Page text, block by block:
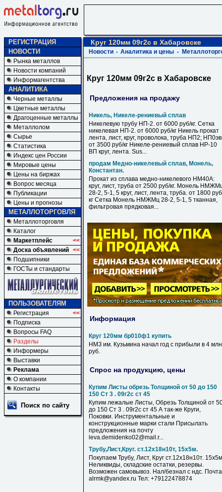
РЕГИСТРАЦИЯ
НОВОСТИ
Рынка металлов
Новости компаний
Информагентства
АНАЛИТИКА
Черные металлы
Цветные металлы
Драгоценные металлы
Металлолом
Сырье
Статистика
Индекс цен России
Мировые цены
Цены на биржах
Вопрос месяца
Публикации
Цены и прогнозы
МЕТАЛЛОТОРГОВЛЯ
Металлоторговля
Каталог
Маркетплейс
<<
Доска объявлений <<
Подшипники
ГОСТы и стандарты
ПОЛЬЗОВАТЕЛЯМ
Регистрация
<<
Подписка
Вопросы FAQ
Разделы
Информеры
Выставки
Реклама
О компании
Контакты
Поиск по сайту
Круг 120мм 09г2с в Хабаровске
Новости Аналитика и цены
Круг 120мм 09г2с в Хабаровске
Предложения на продажу
Никель, Никеле-рениевый сплав
Никелевую трубу НП-2. от 6000 руб/кг. Сетка
никелевая НП-2. от 6000 руб/кг Никель прокат
лента, лист, круг, проволока, труба НП2;
от 3500 руб/кг Никеле-рениевый сплав НР-10
ВП круг, лента. Sus...
продам Медно-никелевый сплав, Монель,
Константан.
Прокат из сплава медно-никелевого НМ40А:
круг, лист, труба от 2500 руб/кг. Монель
28-2, 5-1, 5 круг, лист, лента, труба. от 1800
кг Сетка Монель НМЖМц 28-2, 5-1, 5 тканная,
фильтровая прядковая...
Информация
Круг 120мм бр010ф1 купить
НМЗ им. Кузьмина начал год с прибыли в 4
руб.
Спрос на продукцию, цены
Купим Листы обрезь Толщиной от 50 до 150
150 Ст 3 . 09г2с ст 45
Купим лежалые Листы, Обрезь Толщиной от
до 150 Ст 3 . 09г2с ст 45 А так-же Круги,
Поковки. Инструментальные и
конструкционные марки стали Присылать
предложения на почту
leva.demidenko02@mail.r...
Трубу,Лист,Круг. ст.12х18н10т, 15х5м.
Покупаем Трубу, Лист, Круг ст.12х18н10т.
Неликвиды, складские остатки, резервы.
Возможен самовывоз. Нал/безнал с ндс.
alrmk@yandex.ru Тел: +79122478874